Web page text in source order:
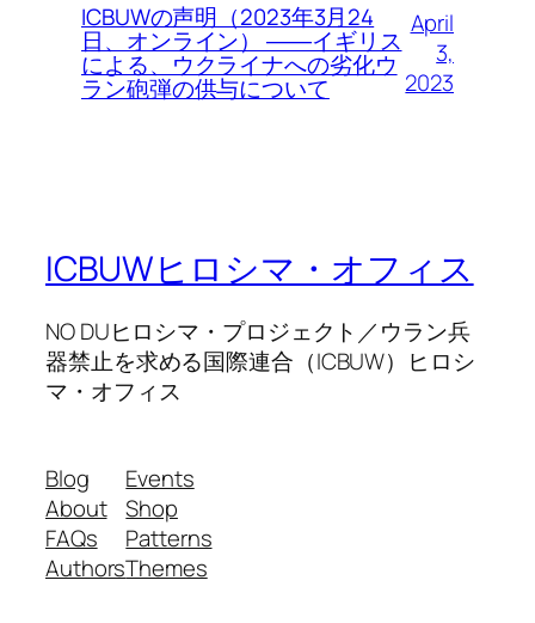
ICBUWの声明（2023年3月24
日、オンライン） ――イギリス
による、ウクライナへの劣化ウ
ラン砲弾の供与について
April
3,
2023
ICBUWヒロシマ・オフィス
NO DUヒロシマ・プロジェクト／ウラン兵
器禁止を求める国際連合（ICBUW）ヒロシ
マ・オフィス
Blog
About
FAQs
Authors
Events
Shop
Patterns
Themes